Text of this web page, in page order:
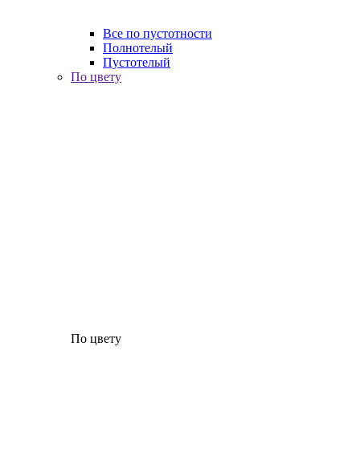
Все по пустотности
Полнотелый
Пустотелый
По цвету
По цвету